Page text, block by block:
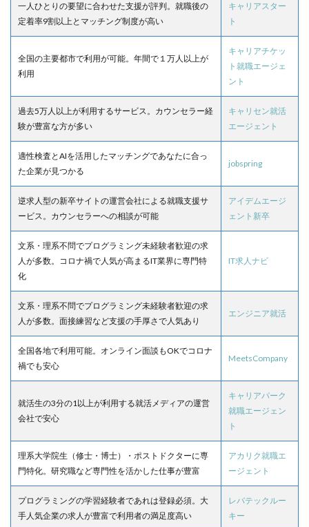
一人ひとりの要望に合わせた支援が評判。就職後の
定着率9割以上とマッチング制度が高い
キャリアスター
ト
全国の主要都市で利用が可能。年間で１万人以上が
利用
キャリアチケッ
ト就職エージェ
ント
過去5万人以上が利用するサービス。カウンセラー経
験が豊富な方が多い
キャリセン就活
エージェント
適性検査とAIを活用したマッチングであなたに合っ
た企業が見つかる
jobspring
逆求人型の新卒サイトの運営会社による就職支援サ
ービス。カウンセラーへの相談が可能
アイデムエージ
ェント新卒
文系・理系不問でプログラミング未経験者歓迎の求
人が多数。コロナ禍で人気が高まるIT業界に専門特
化
IT求人ナビ
文系・理系不問でプログラミング未経験者歓迎の求
人が多数。面接練習など支援の手厚さで人気あり
エンジニア就活
全国各地で利用可能。オンライン面談もOKでコロナ
禍でも安心
MeetsCompany
就活生の3分の1以上が利用する就活メディアの運営
会社で安心
キャリアパーク
就職エージェン
ト
理系大学院生（修士・博士）・ポストドクターに専
門特化。研究職など専門性を活かした仕事が豊富
アカリク就職エ
ージェント
プログラミングの学習経験者であれは登録必須。大
手人気企業の求人が豊富で利用者の満足度高い
レバテックルー
キー